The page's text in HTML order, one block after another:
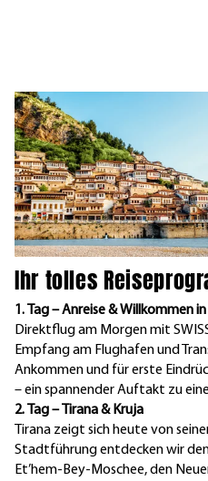
Ihr tolles
1. Tag – Anreise & Willkommen
Direktflug am Morgen mit
Empfang am Flughafen und
Ankommen und für erste
– ein spannender Auftakt zu
2. Tag – Tirana & Kruja
Tirana zeigt sich heute von
Stadtführung entdecken wir
Et’hem-Bey-Moschee, den